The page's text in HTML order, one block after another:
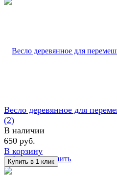
избранное сравнить
Весло деревянное для
(2)
В наличии
650 руб.
В корзину